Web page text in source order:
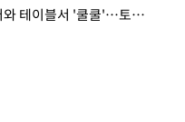
· 새벽 식당 몰래 들어와 테이블서 '쿨쿨'…토사물 남기고 사라진 남성